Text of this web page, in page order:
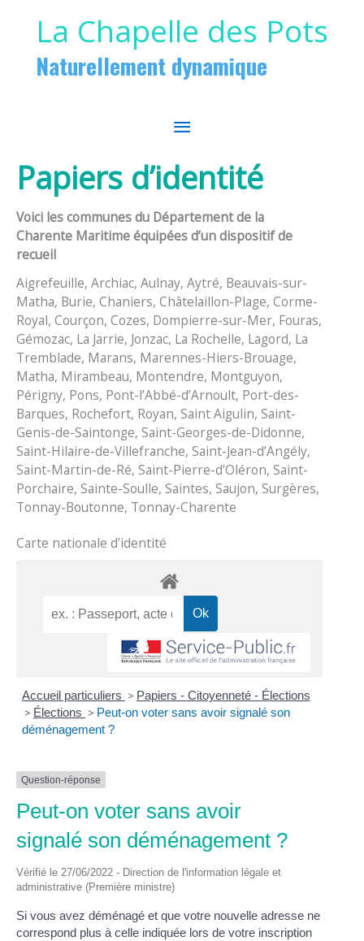
La Chapelle des Pots
Naturellement dynamique
MENU
PRINCIPAL
Papiers d’identité
Voici les communes du Département de la
Charente Maritime équipées d’un dispositif de
recueil
Aigrefeuille, Archiac, Aulnay, Aytré, Beauvais-sur-
Matha, Burie, Chaniers, Châtelaillon-Plage, Corme-
Royal, Courçon, Cozes, Dompierre-sur-Mer, Fouras,
Gémozac, La Jarrie, Jonzac, La Rochelle, Lagord, La
Tremblade, Marans, Marennes-Hiers-Brouage,
Matha, Mirambeau, Montendre, Montguyon,
Périgny, Pons, Pont-l’Abbé-d’Arnoult, Port-des-
Barques, Rochefort, Royan, Saint Aigulin, Saint-
Genis-de-Saintonge, Saint-Georges-de-Didonne,
Saint-Hilaire-de-Villefranche, Saint-Jean-d’Angély,
Saint-Martin-de-Ré, Saint-Pierre-d’Oléron, Saint-
Porchaire, Sainte-Soulle, Saintes, Saujon, Surgères,
Tonnay-Boutonne, Tonnay-Charente
Carte nationale d’identité
Accueil particuliers > Papiers - Citoyenneté - Élections
> Élections > Peut-on voter sans avoir signalé son
déménagement ?
Question-réponse
Peut-on voter sans avoir
signalé son déménagement ?
Vérifié le 27/06/2022 - Direction de l'information légale et
administrative (Première ministre)
Si vous avez déménagé et que votre nouvelle adresse ne
correspond plus à celle indiquée lors de votre inscription